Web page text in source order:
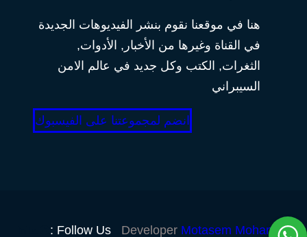
هنا في موقعنا نقوم بنشر الفيديوهات الجديدة
في القناة وغيرها من الأخبار, الأدوات,
الثغرات, الكتب وكل جديد في عالم الامن
السيبراني
انضم لمجموعتنا على الفيسبوك
Developer Motasem Mohamed
Follow Us :